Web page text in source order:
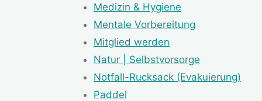
Medizin & Hygiene
Mentale Vorbereitung
Mitglied werden
Natur | Selbstvorsorge
Notfall-Rucksack (Evakuierung)
Paddel